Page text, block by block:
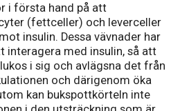
i första hand på att
(fettceller) och leverceller
insulin. Dessa vävnader har
interagera med insulin, så att
i sig och avlägsna det från
och därigenom öka
kan bukspottkörteln inte